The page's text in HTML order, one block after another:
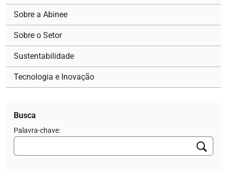
Sobre a Abinee
Sobre o Setor
Sustentabilidade
Tecnologia e Inovação
Busca
Palavra-chave: